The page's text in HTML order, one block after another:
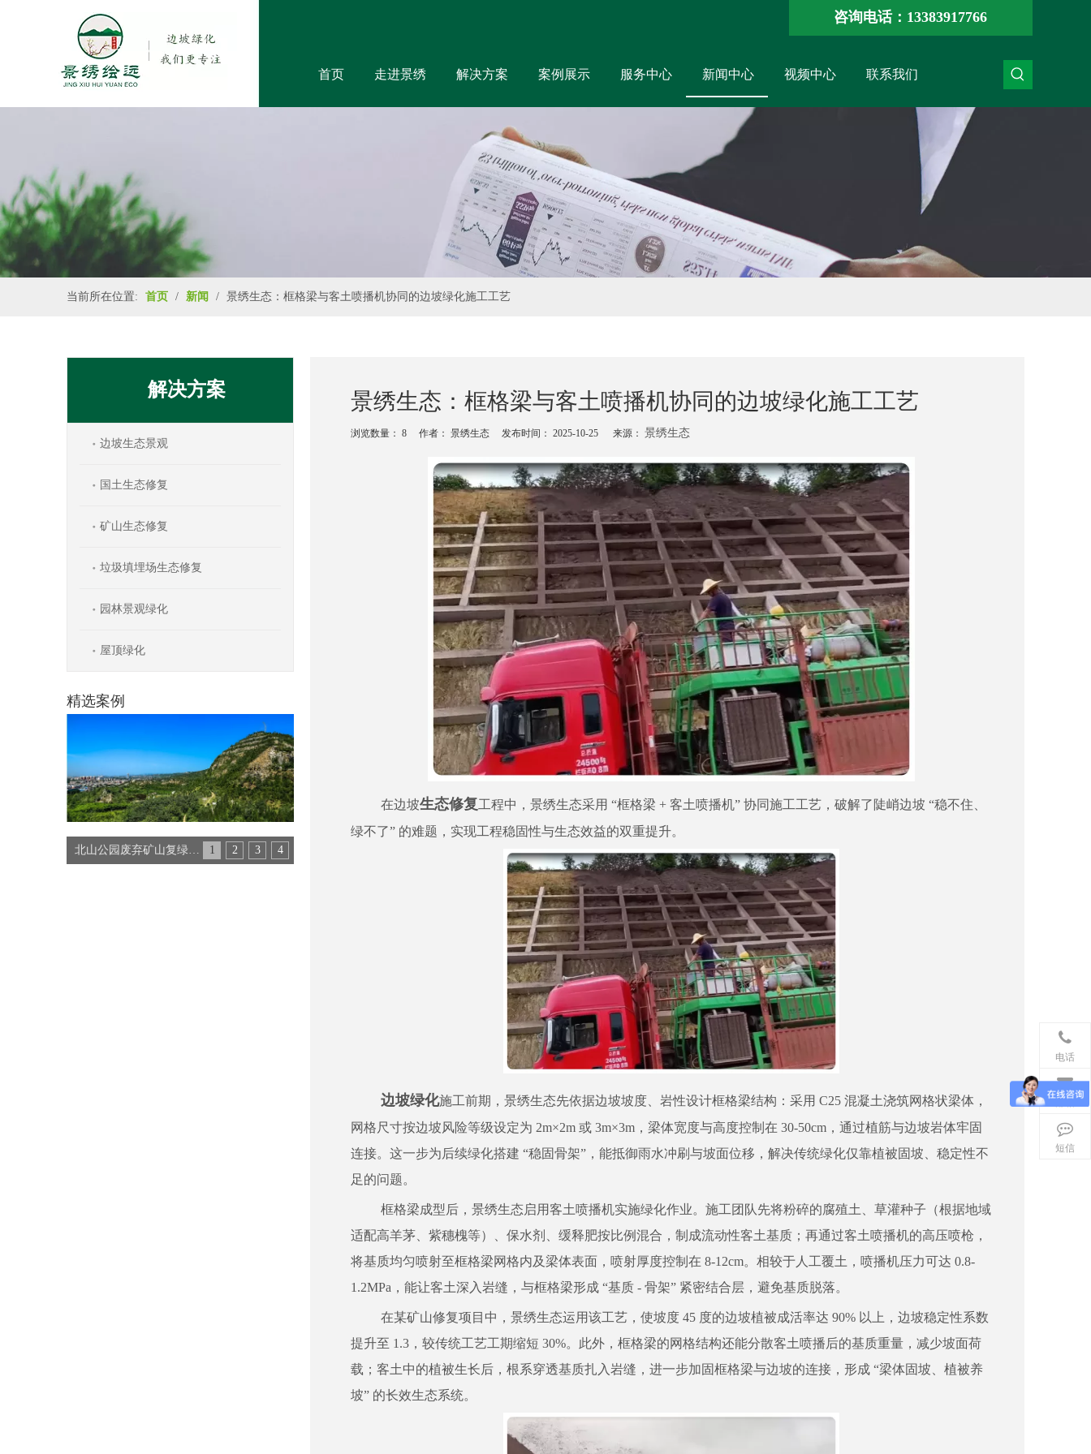
咨询电话：13383917766
首页 走进景绣 解决方案 案例展示 服务中心 新闻中心 视频中心 联系我们
当前所在位置: 首页 / 新闻 / 景绣生态：框格梁与客土喷播机协同的边坡绿化施工工艺
解决方案
边坡生态景观
国土生态修复
矿山生态修复
垃圾填埋场生态修复
园林景观绿化
屋顶绿化
精选案例
1 2 3 4
北山公园废弃矿山复绿工程
景绣生态：框格梁与客土喷播机协同的边坡绿化施工工艺
浏览数量： 8 作者： 景绣生态 发布时间： 2025-10-25 来源： 景绣生态
在边坡生态修复工程中，景绣生态采用 “框格梁 + 客土喷播机” 协同施工工艺，破解了陡峭边坡 “稳不住、
绿不了” 的难题，实现工程稳固性与生态效益的双重提升。
边坡绿化施工前期，景绣生态先依据边坡坡度、岩性设计框格梁结构：采用 C25 混凝土浇筑网格状梁体，
网格尺寸按边坡风险等级设定为 2m×2m 或 3m×3m，梁体宽度与高度控制在 30-50cm，通过植筋与边坡岩体牢固
连接。这一步为后续绿化搭建 “稳固骨架”，能抵御雨水冲刷与坡面位移，解决传统绿化仅靠植被固坡、稳定性不
足的问题。
框格梁成型后，景绣生态启用客土喷播机实施绿化作业。施工团队先将粉碎的腐殖土、草灌种子（根据地域
适配高羊茅、紫穗槐等）、保水剂、缓释肥按比例混合，制成流动性客土基质；再通过客土喷播机的高压喷枪，
将基质均匀喷射至框格梁网格内及梁体表面，喷射厚度控制在 8-12cm。相较于人工覆土，喷播机压力可达 0.8-
1.2MPa，能让客土深入岩缝，与框格梁形成 “基质 - 骨架” 紧密结合层，避免基质脱落。
在某矿山修复项目中，景绣生态运用该工艺，使坡度 45 度的边坡植被成活率达 90% 以上，边坡稳定性系数
提升至 1.3，较传统工艺工期缩短 30%。此外，框格梁的网格结构还能分散客土喷播后的基质重量，减少坡面荷
载；客土中的植被生长后，根系穿透基质扎入岩缝，进一步加固框格梁与边坡的连接，形成 “梁体固坡、植被养
坡” 的长效生态系统。
电话
邮箱
短信